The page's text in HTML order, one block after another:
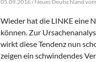
05.09.2016 / Neues Deutschland
Wieder hat die LINKE eine
können. Zur
wirkt diese Tendenz nun
zeigen ein schwindendes